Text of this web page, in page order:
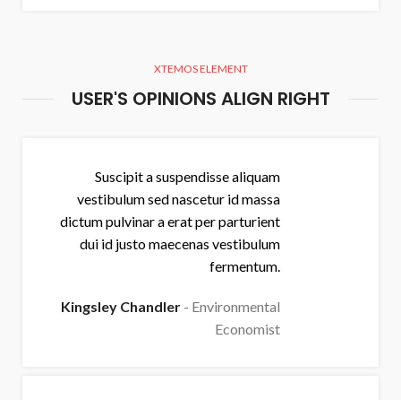
XTEMOS ELEMENT
USER'S OPINIONS ALIGN RIGHT
Suscipit a suspendisse aliquam
vestibulum sed nascetur id massa
dictum pulvinar a erat per parturient
dui id justo maecenas vestibulum
fermentum.
Kingsley Chandler
Environmental
Economist